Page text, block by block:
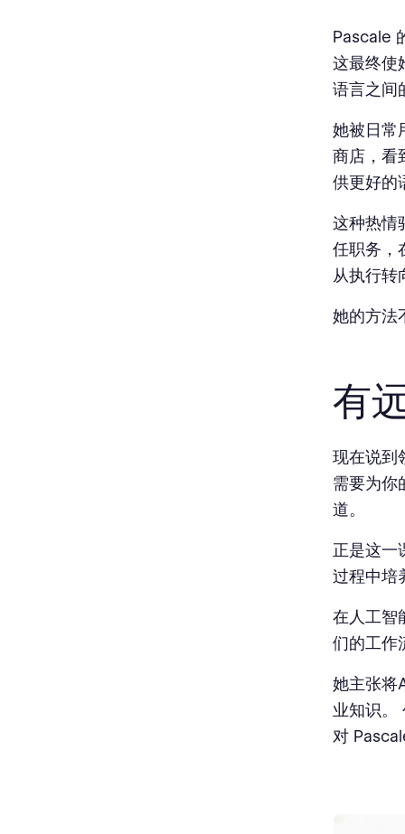
Pascale
这最终使
语言之间
她被日常
商店，看
供更好的
这种热情
任职务，
从执行转
她的方法
有
现在说到
需要为你
道。
正是这一
过程中培
在人工智
们的工作
她主张将
业知识。
对